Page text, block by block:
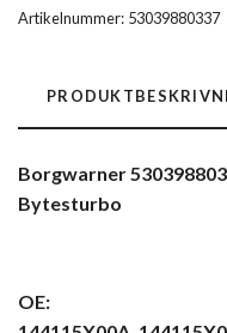
Artikelnummer: 53039880337
Borgwarner
Bytesturbo
OE: